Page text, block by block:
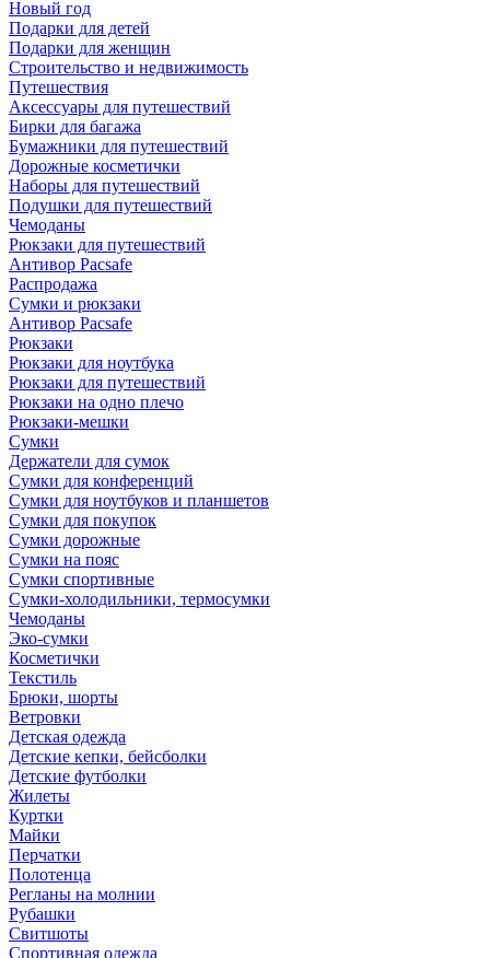
Новый год
Подарки для детей
Подарки для женщин
Строительство и недвижимость
Путешествия
Аксессуары для путешествий
Бирки для багажа
Бумажники для путешествий
Дорожные косметички
Наборы для путешествий
Подушки для путешествий
Чемоданы
Рюкзаки для путешествий
Антивор Pacsafe
Распродажа
Сумки и рюкзаки
Антивор Pacsafe
Рюкзаки
Рюкзаки для ноутбука
Рюкзаки для путешествий
Рюкзаки на одно плечо
Рюкзаки-мешки
Сумки
Держатели для сумок
Сумки для конференций
Сумки для ноутбуков и планшетов
Сумки для покупок
Сумки дорожные
Сумки на пояс
Сумки спортивные
Сумки-холодильники, термосумки
Чемоданы
Эко-сумки
Косметички
Текстиль
Брюки, шорты
Ветровки
Детская одежда
Детские кепки, бейсболки
Детские футболки
Жилеты
Куртки
Майки
Перчатки
Полотенца
Регланы на молнии
Рубашки
Свитшоты
Спортивная одежда